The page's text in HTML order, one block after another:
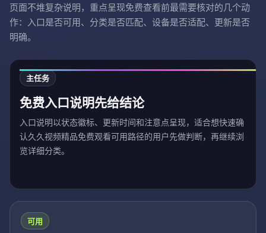
页面不堆复杂说明，重点呈现免费查看前最需要核对的几个动
作：入口是否可用、分类是否匹配、设备是否适配、更新是否
明确。
主任务
免费入口说明先给结论
入口说明以状态徽标、更新时间和注意点呈现，适合想快速确
认久久视频精品免费观看可用路径的用户先做判断，再继续浏
览详细分类。
可用